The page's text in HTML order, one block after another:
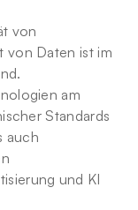
von
von Daten ist im
am
Standards
auch
und KI